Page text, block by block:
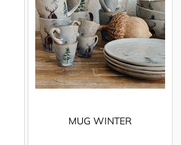
MUG WINTER